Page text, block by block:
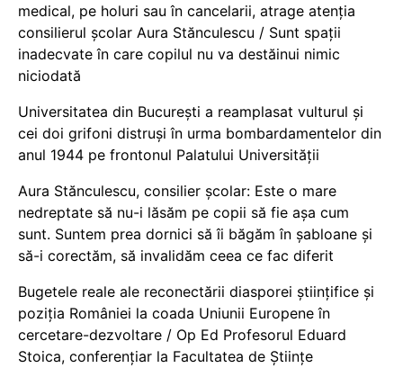
medical, pe holuri sau în cancelarii, atrage atenția
consilierul școlar Aura Stănculescu / Sunt spații
inadecvate în care copilul nu va destăinui nimic
niciodată
Universitatea din București a reamplasat vulturul și
cei doi grifoni distruși în urma bombardamentelor din
anul 1944 pe frontonul Palatului Universității
Aura Stănculescu, consilier școlar: Este o mare
nedreptate să nu-i lăsăm pe copii să fie așa cum
sunt. Suntem prea dornici să îi băgăm în șabloane și
să-i corectăm, să invalidăm ceea ce fac diferit
Bugetele reale ale reconectării diasporei științifice și
poziția României la coada Uniunii Europene în
cercetare-dezvoltare / Op Ed Profesorul Eduard
Stoica, conferențiar la Facultatea de Științe